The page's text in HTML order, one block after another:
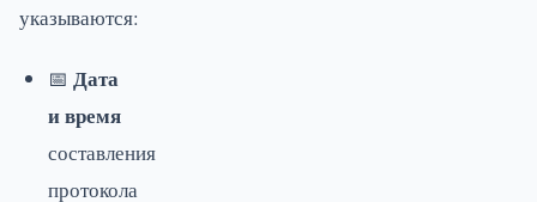
указываются:
📅 Дата
и время
составления
протокола